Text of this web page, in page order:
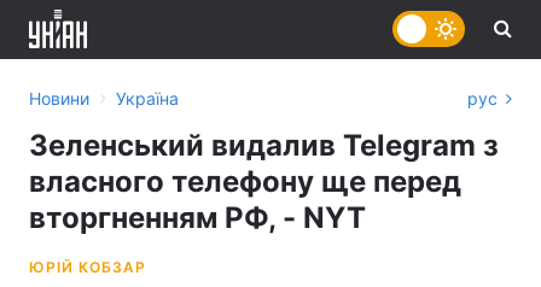
Новини › Україна рус
Зеленський видалив Telegram з
власного телефону ще перед
вторгненням РФ, - NYT
ЮРІЙ КОБЗАР